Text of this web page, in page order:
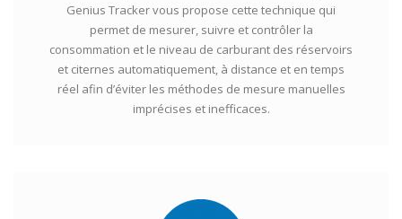
Genius Tracker vous propose cette technique qui
permet de mesurer, suivre et contrôler la
consommation et le niveau de carburant des réservoirs
et citernes automatiquement, à distance et en temps
réel afin d’éviter les méthodes de mesure manuelles
imprécises et inefficaces.